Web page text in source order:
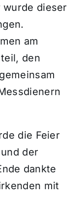
wurde dieser
am
den
die Feier
der
dankte
mit